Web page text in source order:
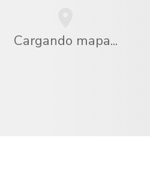
Cargando mapa...